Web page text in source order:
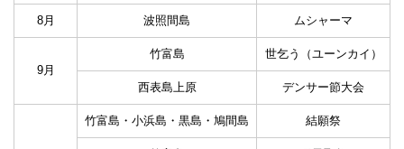
8月 波照間島 ムシャーマ
9月
竹富島 世乞う（ユーンカイ）
西表島上原 デンサー節大会
竹富島・小浜島・黒島・鳩間島 結願祭